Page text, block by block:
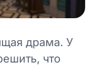
драма. У
что